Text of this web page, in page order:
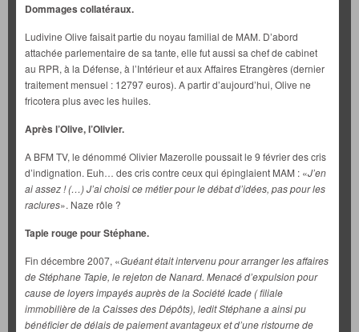
Dommages collatéraux.
Ludivine Olive faisait partie du noyau familial de MAM. D’abord
attachée parlementaire de sa tante, elle fut aussi sa chef de cabinet
au RPR, à la Défense, à l’Intérieur et aux Affaires Etrangères (dernier
traitement mensuel : 12797 euros). A partir d’aujourd’hui, Olive ne
fricotera plus avec les huiles.
Après l’Olive, l’Olivier.
A BFM TV, le dénommé Olivier Mazerolle poussait le 9 février des cris
d’indignation. Euh… des cris contre ceux qui épinglaient MAM : «J’en
ai assez ! (…) J’ai choisi ce métier pour le débat d’idées, pas pour les
raclures». Naze rôle ?
Tapie rouge pour Stéphane.
Fin décembre 2007, «Guéant était intervenu pour arranger les affaires
de Stéphane Tapie, le rejeton de Nanard. Menacé d’expulsion pour
cause de loyers impayés auprès de la Société Icade ( filiale
immobilière de la Caisses des Dépôts), ledit Stéphane a ainsi pu
bénéficier de délais de paiement avantageux et d’une ristourne de